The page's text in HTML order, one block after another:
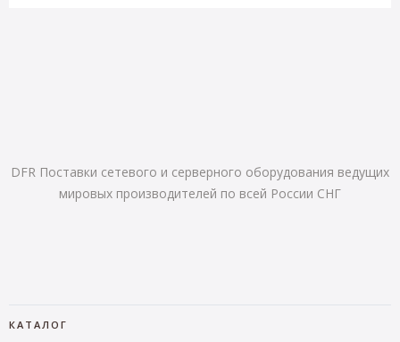
DFR Поставки сетевого и серверного оборудования ведущих
мировых производителей по всей России СНГ
КАТАЛОГ